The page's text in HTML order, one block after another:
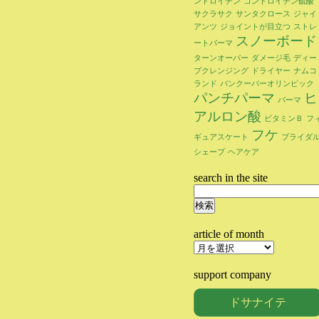
サクラサク サンタクロース
ジャイ
アンツ ジョイントが目立つ ストレ
ートパーマ スノーボード
ターンオーバー ダメージ毛 ディー
プクレンジング
ドライヤー ナムコ
ランド バンクーバーオリンピック
パンチパーマ パーマ
ヒ
アルロン酸
ビタミンＢ フ
ギュアスケート フケ ブライダ
シェーブ ヘアケア
search in the site
索:
article of month
article
month
support company
ドサナイテ